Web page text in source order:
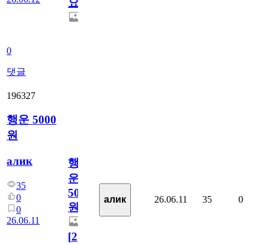
0
댓글
요??
196327
행운 5000
원
алик
35
0
0
26.06.11
행
운
5000
원
[2]
алик 26.06.11 35 0